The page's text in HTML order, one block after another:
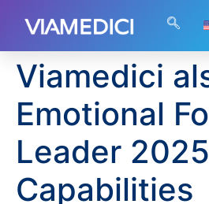
Viamedici
Emotional
Leader
Capabilities